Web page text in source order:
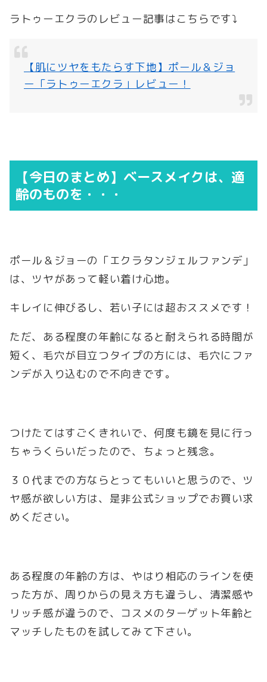
ラトゥーエクラのレビュー記事はこちらです⤵
【肌にツヤをもたらす下地】ポール＆ジョ
ー「ラトゥーエクラ」レビュー！
【今日のまとめ】ベースメイクは、適
齢のものを・・・
ポール＆ジョーの「エクラタンジェルファンデ」
は、ツヤがあって軽い着け心地。
キレイに伸びるし、若い子には超おススメです！
ただ、ある程度の年齢になると耐えられる時間が
短く、毛穴が目立つタイプの方には、毛穴にファ
ンデが入り込むので不向きです。
つけたてはすごくきれいで、何度も鏡を見に行っ
ちゃうくらいだったので、ちょっと残念。
３０代までの方ならとってもいいと思うので、ツ
ヤ感が欲しい方は、是非公式ショップでお買い求
めください。
ある程度の年齢の方は、やはり相応のラインを使
った方が、周りからの見え方も違うし、清潔感や
リッチ感が違うので、コスメのターゲット年齢と
マッチしたものを試してみて下さい。